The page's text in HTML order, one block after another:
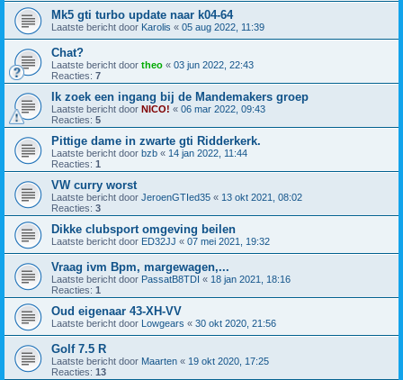
Mk5 gti turbo update naar k04-64
Laatste bericht door Karolis « 05 aug 2022, 11:39
Chat?
Laatste bericht door theo « 03 jun 2022, 22:43
Reacties: 7
Ik zoek een ingang bij de Mandemakers groep
Laatste bericht door NICO! « 06 mar 2022, 09:43
Reacties: 5
Pittige dame in zwarte gti Ridderkerk.
Laatste bericht door bzb « 14 jan 2022, 11:44
Reacties: 1
VW curry worst
Laatste bericht door JeroenGTIed35 « 13 okt 2021, 08:02
Reacties: 3
Dikke clubsport omgeving beilen
Laatste bericht door ED32JJ « 07 mei 2021, 19:32
Vraag ivm Bpm, margewagen,...
Laatste bericht door PassatB8TDI « 18 jan 2021, 18:16
Reacties: 1
Oud eigenaar 43-XH-VV
Laatste bericht door Lowgears « 30 okt 2020, 21:56
Golf 7.5 R
Laatste bericht door Maarten « 19 okt 2020, 17:25
Reacties: 13